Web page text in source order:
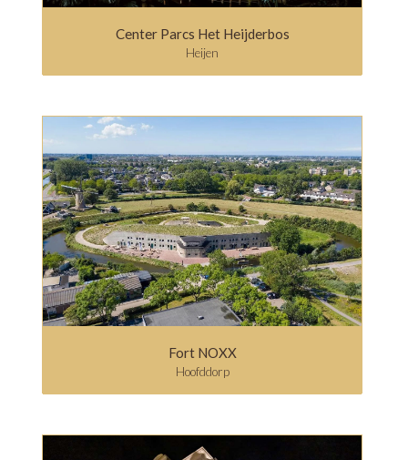
Center Parcs Het Heijderbos
Heijen
Fort NOXX
Hoofddorp